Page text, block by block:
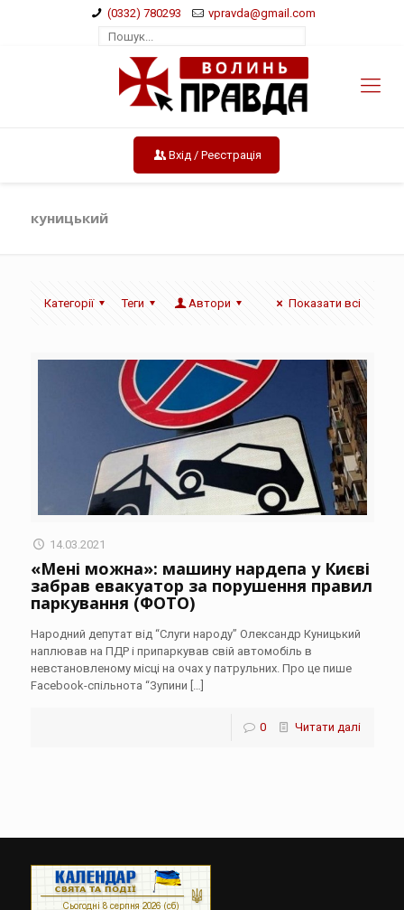
(0332) 780293 vpravda@gmail.com
Вхід / Реєстрація
куницький
Категорії Теги Автори Показати всі
14.03.2021
«Мені можна»: машину нардепа у Києві
забрав евакуатор за порушення правил
паркування (ФОТО)
Народний депутат від “Слуги народу” Олександр Куницький
наплював на ПДР і припаркував свій автомобіль в
невстановленому місці на очах у патрульних. Про це пише
Facebook-спільнота “Зупини […]
0 Читати далі